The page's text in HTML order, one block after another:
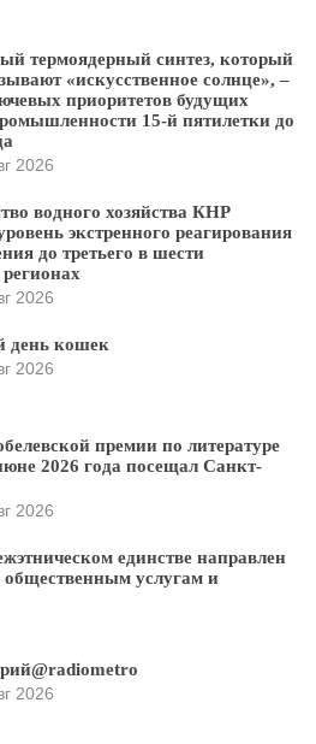
термоядерный синтез, который
«искусственное солнце», –
приоритетов будущих
15-й пятилетки до
2026
водного хозяйства КНР
экстренного реагирования
до третьего в шести
2026
день кошек
2026
премии по литературе
2026 года посещал Санкт-
2026
единстве направлен
услугам и
2026